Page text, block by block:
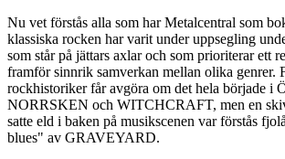
Nu vet förstås alla som har Metalcentral som
klassiska rocken har varit under uppsegling
som står på jättars axlar och som prioriterar ett
framför sinnrik samverkan mellan olika genrer.
rockhistoriker får avgöra om det hela började i
NORRSKEN och WITCHCRAFT, men en
satte eld i baken på musikscenen var förstås
blues" av GRAVEYARD.